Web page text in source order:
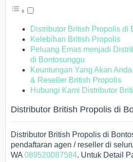
Distributor British Propolis di
Kelebihan British Propolis
Peluang Emas menjadi
di Bontosunggu
Keuntungan Yang Akan
& Reseller British Propolis
Hubungi Kami Distributor
Distributor British Propolis di
Distributor British Propolis di
pendaftaran agen / reseller di
WA089520087584. Untuk Detail